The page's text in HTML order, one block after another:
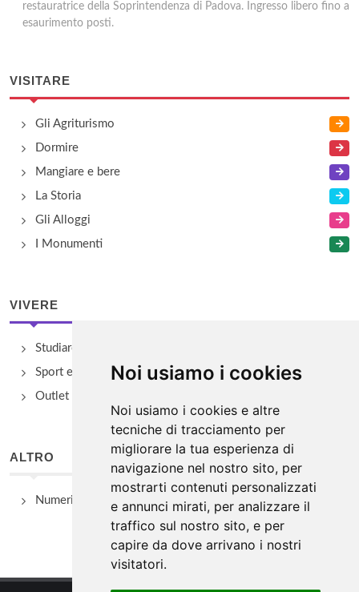
Noi usiamo i cookies
Noi usiamo i cookies e altre
tecniche di tracciamento per
migliorare la tua esperienza di
navigazione nel nostro sito, per
mostrarti contenuti personalizzati
e annunci mirati, per analizzare il
traffico sul nostro sito, e per
capire da dove arrivano i nostri
visitatori.
restauratrice della Soprintendenza di Padova. Ingresso libero fino a
esaurimento posti.
VISITARE
Gli Agriturismo
Dormire
Mangiare e bere
La Storia
Gli Alloggi
I Monumenti
VIVERE
Studiare
Sport e Benessere
Outlet e spacci aziendali
ALTRO
Numeri Utili